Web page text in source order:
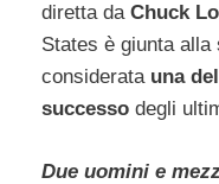
diretta da Chuck
States è giunta
considerata una
successo degli
Due uomini e